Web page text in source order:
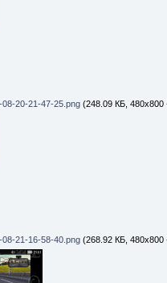
20-21-47-25.png (248.09 КБ, 480x800
21-16-58-40.png (268.92 КБ, 480x800